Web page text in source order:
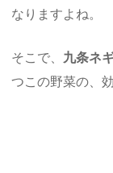
なりますよね。
そこで、 九条ネ
つこの野菜の、